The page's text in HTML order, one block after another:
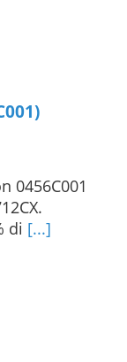
0456C001
di [...]